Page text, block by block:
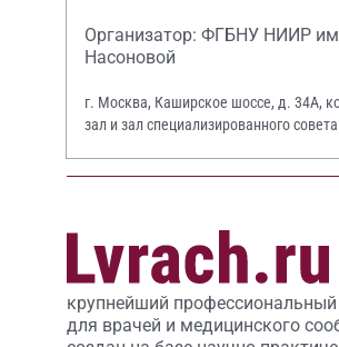
Организатор: ФГБНУ НИИР
Насоновой
г. Москва, Каширское шоссе, д. 34А,
зал и зал специализированного
крупнейший профессиональный
для врачей и медицинского